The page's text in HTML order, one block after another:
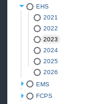
EHS
2021
2022
2023
2024
2025
2026
EMS
FCPS